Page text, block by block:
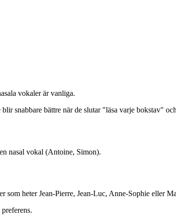
vokaler är vanliga.
snabbare bättre när de slutar "läsa varje bokstav"
nasal vokal (Antoine, Simon).
som heter Jean-Pierre, Jean-Luc, Anne-Sophie eller